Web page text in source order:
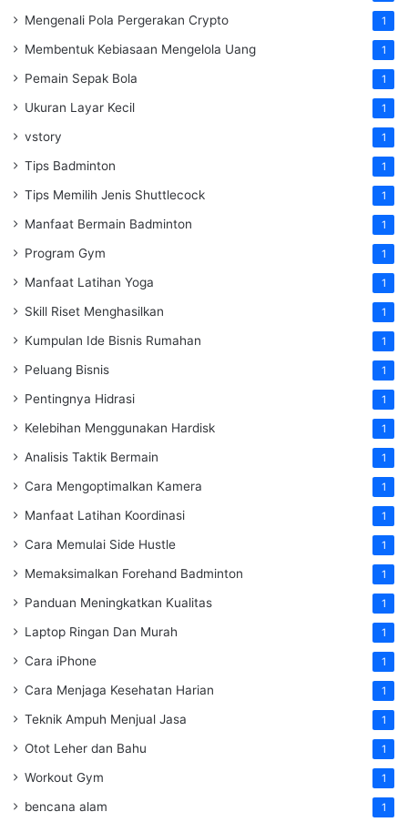
Mengenali Pola Pergerakan Crypto 1
Membentuk Kebiasaan Mengelola Uang 1
Pemain Sepak Bola 1
Ukuran Layar Kecil 1
vstory 1
Tips Badminton 1
Tips Memilih Jenis Shuttlecock 1
Manfaat Bermain Badminton 1
Program Gym 1
Manfaat Latihan Yoga 1
Skill Riset Menghasilkan 1
Kumpulan Ide Bisnis Rumahan 1
Peluang Bisnis 1
Pentingnya Hidrasi 1
Kelebihan Menggunakan Hardisk 1
Analisis Taktik Bermain 1
Cara Mengoptimalkan Kamera 1
Manfaat Latihan Koordinasi 1
Cara Memulai Side Hustle 1
Memaksimalkan Forehand Badminton 1
Panduan Meningkatkan Kualitas 1
Laptop Ringan Dan Murah 1
Cara iPhone 1
Cara Menjaga Kesehatan Harian 1
Teknik Ampuh Menjual Jasa 1
Otot Leher dan Bahu 1
Workout Gym 1
bencana alam 1